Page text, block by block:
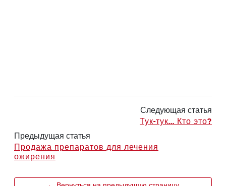
Следующая статья
Тук-тук... Кто это?
Предыдущая статья
Продажа препаратов для лечения
ожирения